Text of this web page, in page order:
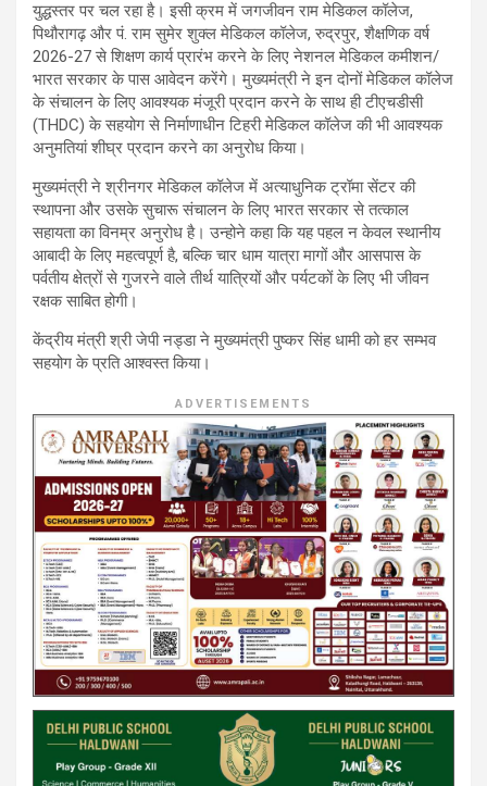
युद्धस्तर पर चल रहा है। इसी क्रम में जगजीवन राम मेडिकल कॉलेज,
पिथौरागढ़ और पं. राम सुमेर शुक्ल मेडिकल कॉलेज, रुद्रपुर, शैक्षणिक वर्ष
2026-27 से शिक्षण कार्य प्रारंभ करने के लिए नेशनल मेडिकल कमीशन/
भारत सरकार के पास आवेदन करेंगे। मुख्यमंत्री ने इन दोनों मेडिकल कॉलेज
के संचालन के लिए आवश्यक मंजूरी प्रदान करने के साथ ही टीएचडीसी
(THDC) के सहयोग से निर्माणाधीन टिहरी मेडिकल कॉलेज की भी आवश्यक
अनुमतियां शीघ्र प्रदान करने का अनुरोध किया।
मुख्यमंत्री ने श्रीनगर मेडिकल कॉलेज में अत्याधुनिक ट्रॉमा सेंटर की
स्थापना और उसके सुचारू संचालन के लिए भारत सरकार से तत्काल
सहायता का विनम्र अनुरोध है। उन्होने कहा कि यह पहल न केवल स्थानीय
आबादी के लिए महत्वपूर्ण है, बल्कि चार धाम यात्रा मागों और आसपास के
पर्वतीय क्षेत्रों से गुजरने वाले तीर्थ यात्रियों और पर्यटकों के लिए भी जीवन
रक्षक साबित होगी।
केंद्रीय मंत्री श्री जेपी नड्डा ने मुख्यमंत्री पुष्कर सिंह धामी को हर सम्भव
सहयोग के प्रति आश्वस्त किया।
ADVERTISEMENTS